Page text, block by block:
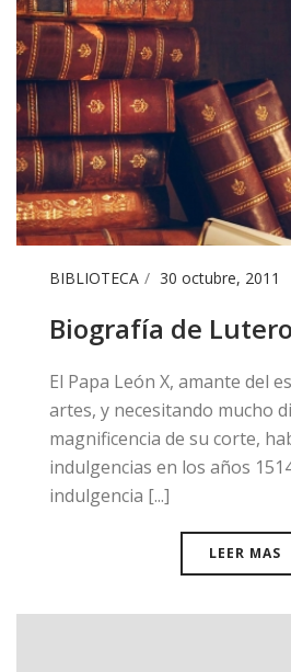
BIBLIOTECA 30 octubre, 2011
Biografía de Lutero
​El Papa León X, amante del
artes, y necesitando mucho
magnificencia de su corte,
indulgencias en los años
indulgencia [...]
LEER MAS